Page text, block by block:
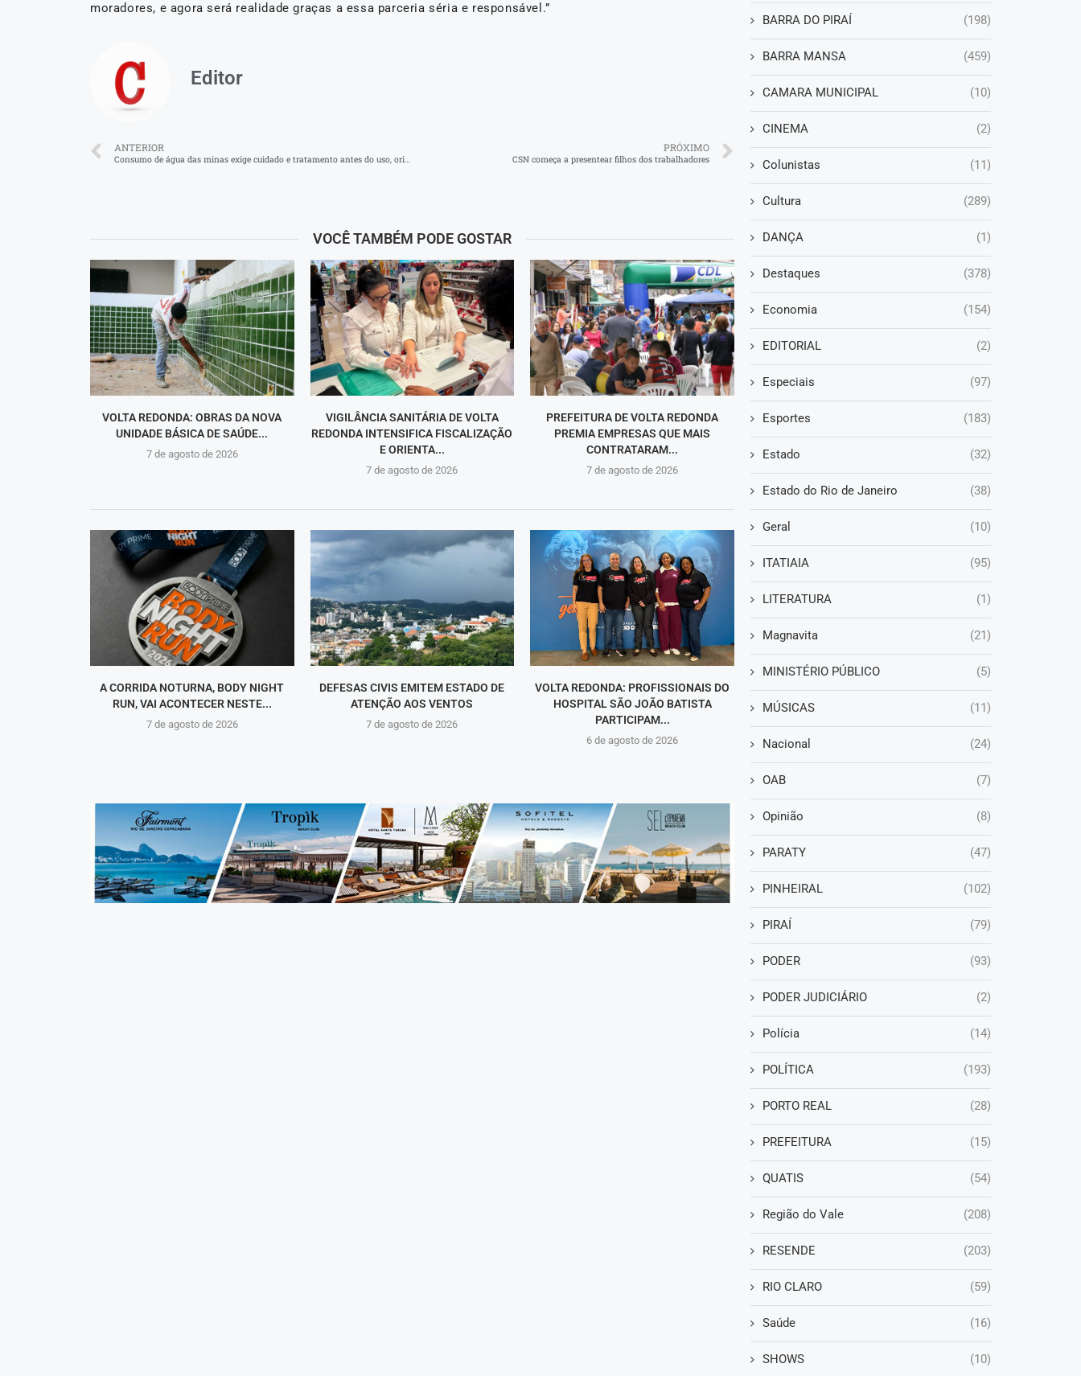
moradores, e agora será realidade graças a essa parceria séria e responsável.”
Editor
ANTERIOR PRÓXIMO
CSN começa a presentear filhos dos trabalhadores
VOCÊ TAMBÉM PODE GOSTAR
VOLTA REDONDA: OBRAS DA NOVA
UNIDADE BÁSICA DE SAÚDE...
7 de agosto de 2026
VIGILÂNCIA SANITÁRIA DE VOLTA
REDONDA INTENSIFICA FISCALIZAÇÃO
E ORIENTA...
7 de agosto de 2026
PREFEITURA DE VOLTA REDONDA
PREMIA EMPRESAS QUE MAIS
CONTRATARAM...
7 de agosto de 2026
A CORRIDA NOTURNA, BODY NIGHT
RUN, VAI ACONTECER NESTE...
7 de agosto de 2026
DEFESAS CIVIS EMITEM ESTADO DE
ATENÇÃO AOS VENTOS
7 de agosto de 2026
VOLTA REDONDA: PROFISSIONAIS DO
HOSPITAL SÃO JOÃO BATISTA
PARTICIPAM...
6 de agosto de 2026
BARRA DO PIRAÍ (198)
BARRA MANSA (459)
CAMARA MUNICIPAL (10)
CINEMA (2)
Colunistas (11)
Cultura (289)
DANÇA (1)
Destaques (378)
Economia (154)
EDITORIAL (2)
Especiais (97)
Esportes (183)
Estado (32)
Estado do Rio de Janeiro (38)
Geral (10)
ITATIAIA (95)
LITERATURA (1)
Magnavita (21)
MINISTÉRIO PÚBLICO (5)
MÚSICAS (11)
Nacional (24)
OAB (7)
Opinião (8)
PARATY (47)
PINHEIRAL (102)
PIRAÍ (79)
PODER (93)
PODER JUDICIÁRIO (2)
Polícia (14)
POLÍTICA (193)
PORTO REAL (28)
PREFEITURA (15)
QUATIS (54)
Região do Vale (208)
RESENDE (203)
RIO CLARO (59)
Saúde (16)
SHOWS (10)